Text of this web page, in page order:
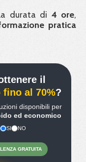
durata di 4 ore,
pratica
il
al 70%?
disponibili per
ed economico
SI NO
GRATUITA